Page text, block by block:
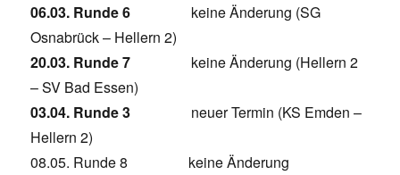
06.03. Runde 6
keine Änderung (SG
Osnabrück – Hellern 2)
20.03. Runde 7
keine Änderung (Hellern 2
– SV Bad Essen)
03.04. Runde 3
neuer Termin (KS Emden –
Hellern 2)
08.05. Runde 8 keine Änderung